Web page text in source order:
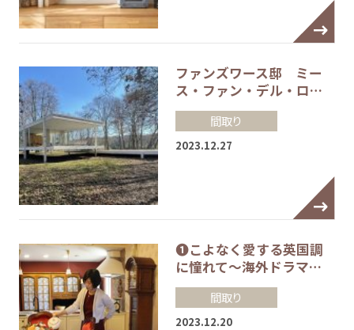
ファンズワース邸 ミー
ス・ファン・デル・ロ…
間取り
2023.12.27
❶こよなく愛する英国調
に憧れて～海外ドラマ…
間取り
2023.12.20